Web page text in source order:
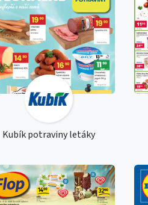
Kubík potraviny letáky